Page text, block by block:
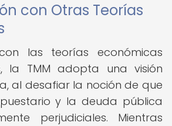
con Otras Teorías
las teorías económicas
la TMM adopta una visión
al desafiar la noción de que
y la deuda pública
perjudiciales. Mientras